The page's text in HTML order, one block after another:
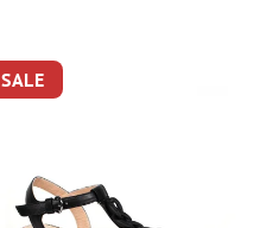
SALE